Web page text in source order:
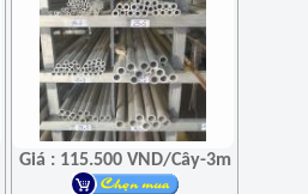
Giá : 115.500 VND/Cây-3m